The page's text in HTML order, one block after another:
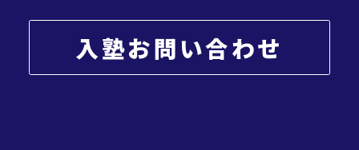
入塾お問い合わせ